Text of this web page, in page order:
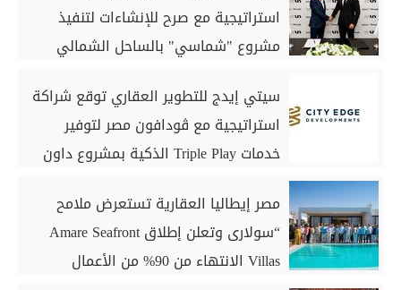
استراتيجية مع صرح للإنشاءات لتنفيذ
مشروع "شماسي" بالساحل الشمالي
سيتي إيدج للتطوير العقاري توقع شراكة
استراتيجية مع ڤودافون مصر لتوفير
خدمات Triple Play الذكية بمشروع داون
مصر إيطاليا العقارية تستعرض ملامح
“سولارى وتعلن إطلاق Amare Seafront
Villas الانتهاء من 90% من الأعمال